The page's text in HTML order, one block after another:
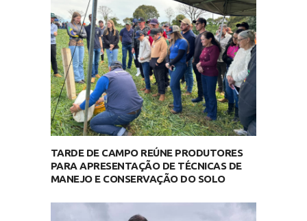
TARDE DE CAMPO REÚNE PRODUTORES
PARA APRESENTAÇÃO DE TÉCNICAS DE
MANEJO E CONSERVAÇÃO DO SOLO